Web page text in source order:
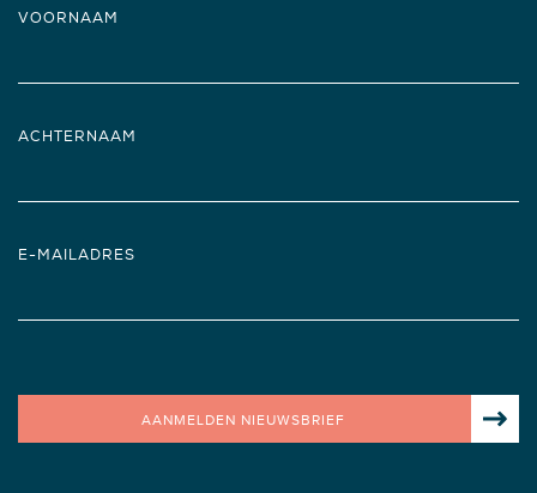
VOORNAAM
ACHTERNAAM
E-MAILADRES
AANMELDEN NIEUWSBRIEF